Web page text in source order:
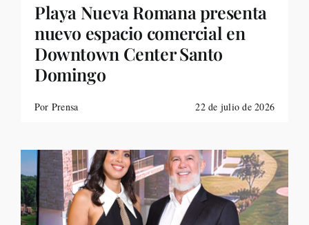
Playa Nueva Romana presenta
nuevo espacio comercial en
Downtown Center Santo
Domingo
Por Prensa 22 de julio de 2026